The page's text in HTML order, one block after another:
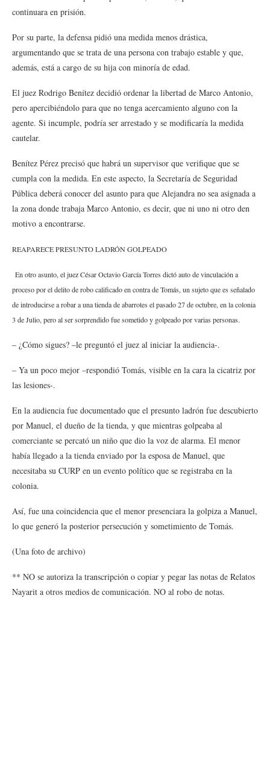
continuara en prisión.
Por su parte, la defensa pidió una medida menos drástica,
argumentando que se trata de una persona con trabajo estable y que,
además, está a cargo de su hija con minoría de edad.
El juez Rodrigo Benítez decidió ordenar la libertad de Marco Antonio,
pero apercibiéndolo para que no tenga acercamiento alguno con la
agente. Si incumple, podría ser arrestado y se modificaría la medida
cautelar.
Benítez Pérez precisó que habrá un supervisor que verifique que se
cumpla con la medida. En este aspecto, la Secretaría de Seguridad
Pública deberá conocer del asunto para que Alejandra no sea asignada a
la zona donde trabaja Marco Antonio, es decir, que ni uno ni otro den
motivo a encontrarse.
REAPARECE PRESUNTO LADRÓN GOLPEADO
En otro asunto, el juez César Octavio García Torres dictó auto de vinculación a
proceso por el delito de robo calificado en contra de Tomás, un sujeto que es señalado
de introducirse a robar a una tienda de abarrotes el pasado 27 de octubre, en la colonia
3 de Julio, pero al ser sorprendido fue sometido y golpeado por varias personas.
– ¿Cómo sigues? –le preguntó el juez al iniciar la audiencia-.
– Ya un poco mejor –respondió Tomás, visible en la cara la cicatriz por
las lesiones-.
En la audiencia fue documentado que el presunto ladrón fue descubierto
por Manuel, el dueño de la tienda, y que mientras golpeaba al
comerciante se percató un niño que dio la voz de alarma. El menor
había llegado a la tienda enviado por la esposa de Manuel, que
necesitaba su CURP en un evento político que se registraba en la
colonia.
Así, fue una coincidencia que el menor presenciara la golpiza a Manuel,
lo que generó la posterior persecución y sometimiento de Tomás.
(Una foto de archivo)
** NO se autoriza la transcripción o copiar y pegar las notas de Relatos
Nayarit a otros medios de comunicación. NO al robo de notas.